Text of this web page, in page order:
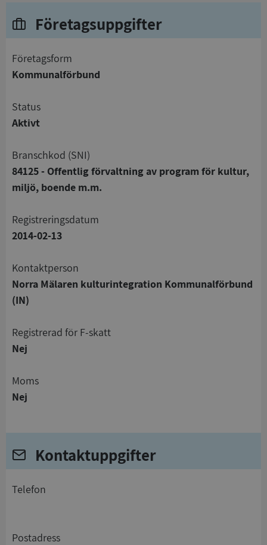
Företagsuppgifter
företagsform
Kommunalförbund
status
Aktivt
branschkod (SNI)
84125 - Offentlig förvaltning av program för kultur,
miljö, boende m.m.
registreringsdatum
2014-02-13
Kontaktperson
Norra Mälaren kulturintegration Kommunalförbund
(IN)
registrerad för F-skatt
Nej
Moms
Nej
Kontaktuppgifter
telefon
Postadress